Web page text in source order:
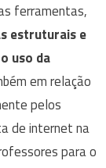
ferramentas,
estruturais e
uso da
em relação
pelos
de internet na
para o